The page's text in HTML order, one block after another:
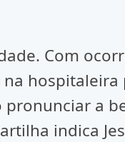
Com
a
indica